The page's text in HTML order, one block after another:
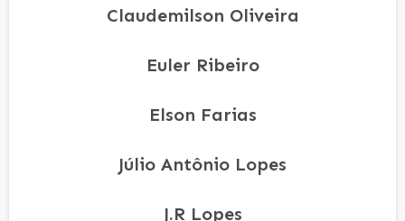
Claudemilson Oliveira
Euler Ribeiro
Elson Farias
Júlio Antônio Lopes
J.R Lopes